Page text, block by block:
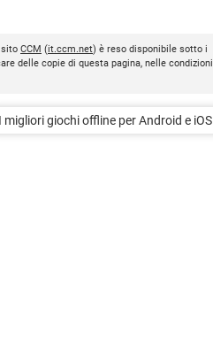
sito CCM (it.ccm.net) è reso disponibile sotto i
delle copie di questa pagina, nelle condizioni
I migliori giochi offline per Android e iOS